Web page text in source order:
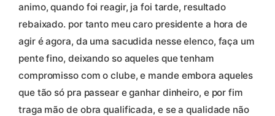
animo, quando foi reagir, ja foi tarde, resultado
rebaixado. por tanto meu caro presidente a hora de
agir é agora, da uma sacudida nesse elenco, faça um
pente fino, deixando so aqueles que tenham
compromisso com o clube, e mande embora aqueles
que tão só pra passear e ganhar dinheiro, e por fim
traga mão de obra qualificada, e se a qualidade não